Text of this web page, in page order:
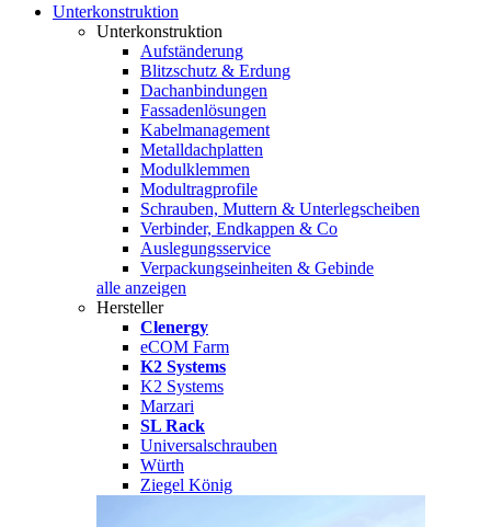
Unterkonstruktion
Unterkonstruktion
Aufständerung
Blitzschutz & Erdung
Dachanbindungen
Fassadenlösungen
Kabelmanagement
Metalldachplatten
Modulklemmen
Modultragprofile
Schrauben, Muttern & Unterlegscheiben
Verbinder, Endkappen & Co
Auslegungsservice
Verpackungseinheiten & Gebinde
alle anzeigen
Hersteller
Clenergy
eCOM Farm
K2 Systems
K2 Systems
Marzari
SL Rack
Universalschrauben
Würth
Ziegel König